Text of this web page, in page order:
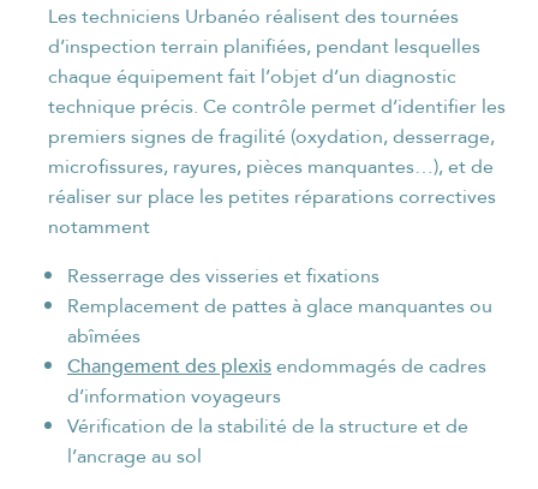
Les techniciens Urbanéo réalisent des tournées
d’inspection terrain planifiées, pendant lesquelles
chaque équipement fait l’objet d’un diagnostic
technique précis. Ce contrôle permet d’identifier les
premiers signes de fragilité (oxydation, desserrage,
microfissures, rayures, pièces manquantes…), et de
réaliser sur place les petites réparations correctives
notamment
Resserrage des visseries et fixations
Remplacement de pattes à glace manquantes ou
abîmées
Changement des plexisendommagés de cadres
d’information voyageurs
Vérification de la stabilité de la structure et de
l’ancrage au sol